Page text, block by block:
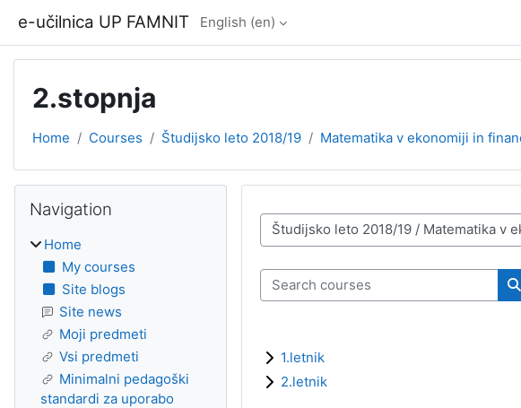
e-učilnica UP FAMNIT English ‎(en)‎
2.stopnja
Home Courses Študijsko leto 2018/19 Matematika v ekonomiji in
Course categories
Search courses
1.letnik
2.letnik
Blocks
Navigation
Home
My courses
Site blogs
Site news
Moji predmeti
Vsi predmeti
Minimalni pedagoški
standardi za uporabo